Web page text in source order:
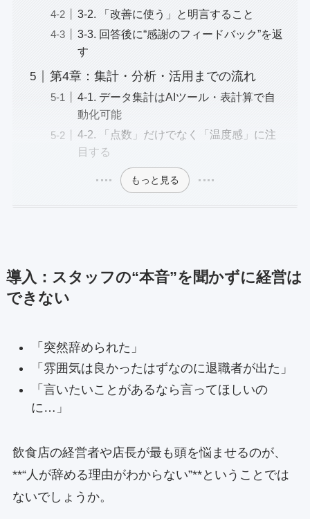
3-2. 「改善に使う」と明言すること
3-3. 回答後に“感謝のフィードバック”を返
す
第4章：集計・分析・活用までの流れ
4-1. データ集計はAIツール・表計算で自
動化可能
4-2. 「点数」だけでなく「温度感」に注
目する
もっと見る
導入：スタッフの“本音”を聞かずに経営は
できない
「突然辞められた」
「雰囲気は良かったはずなのに退職者が出た」
「言いたいことがあるなら言ってほしいの
に…」
飲食店の経営者や店長が最も頭を悩ませるのが、
**“人が辞める理由がわからない”**ということでは
ないでしょうか。